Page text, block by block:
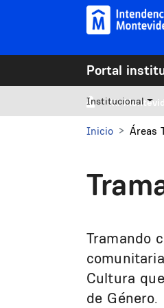
Pasar al contenido principal
Portal
Mi
Institucional
Inicio Áreas
Tramando
Cultura
de Género.